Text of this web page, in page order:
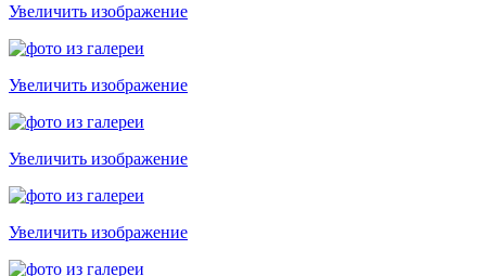
Увеличить изображение
Увеличить изображение
Увеличить изображение
Увеличить изображение